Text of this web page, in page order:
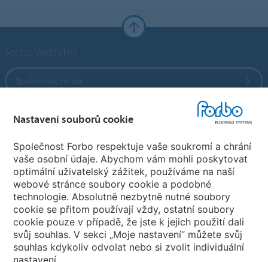
Forbo Flooring Systems
Forbo Movement Systems
Pobočky
Vyberte svou zemi
Nastavení souborů cookie
Společnost Forbo respektuje vaše soukromí a chrání
vaše osobní údaje. Abychom vám mohli poskytovat
optimální uživatelský zážitek, používáme na naší
webové stránce soubory cookie a podobné
technologie. Absolutně nezbytně nutné soubory
cookie se přitom používají vždy, ostatní soubory
cookie pouze v případě, že jste k jejich použití dali
svůj souhlas. V sekci „Moje nastavení“ můžete svůj
souhlas kdykoliv odvolat nebo si zvolit individuální
nastavení.